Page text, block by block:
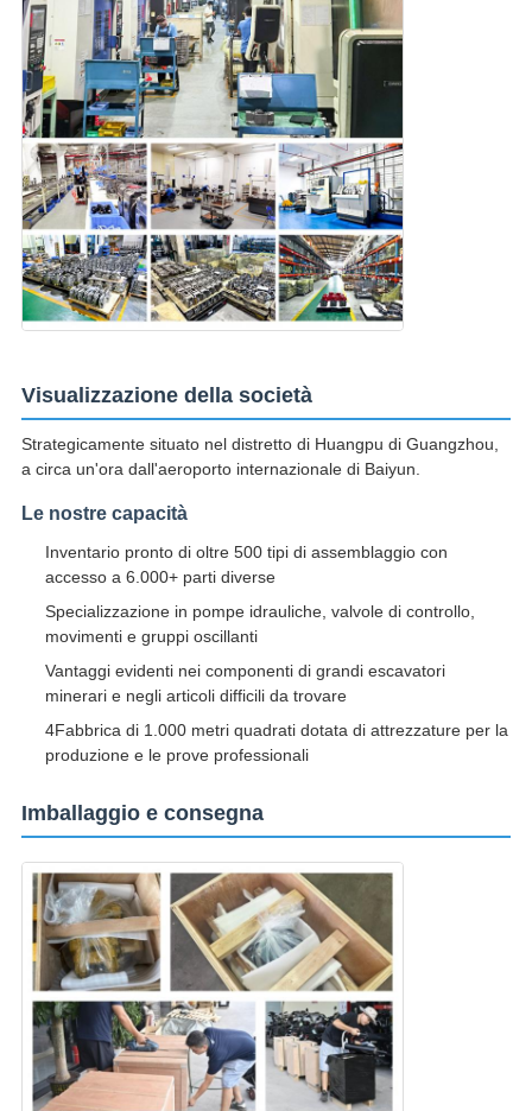
Visualizzazione della società
Strategicamente situato nel distretto di Huangpu di Guangzhou,
a circa un'ora dall'aeroporto internazionale di Baiyun.
Le nostre capacità
Inventario pronto di oltre 500 tipi di assemblaggio con
accesso a 6.000+ parti diverse
Specializzazione in pompe idrauliche, valvole di controllo,
movimenti e gruppi oscillanti
Vantaggi evidenti nei componenti di grandi escavatori
minerari e negli articoli difficili da trovare
4Fabbrica di 1.000 metri quadrati dotata di attrezzature per la
produzione e le prove professionali
Imballaggio e consegna